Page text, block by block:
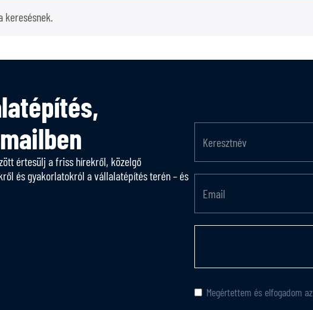
keresésnek.
értesülj a friss hírekről, közelgő
és gyakorlatokról a vállalatépítés terén – és
Megértettem és elfogadom az